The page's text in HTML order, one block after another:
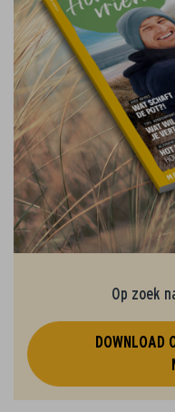
Op zoek
DOWNLOAD